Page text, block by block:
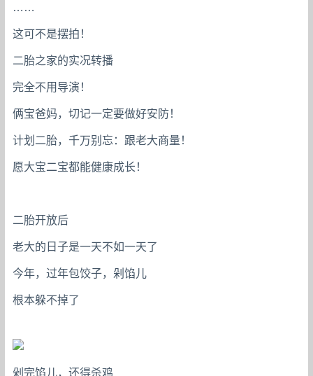
……
这可不是摆拍！
二胎之家的实况转播
完全不用导演！
俩宝爸妈，切记一定要做好安防！
计划二胎，千万别忘：跟老大商量！
愿大宝二宝都能健康成长！
二胎开放后
老大的日子是一天不如一天了
今年，过年包饺子，剁馅儿
根本躲不掉了
剁完馅儿，还得杀鸡